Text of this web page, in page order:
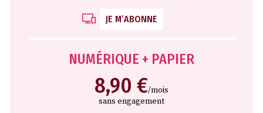
JE M’ABONNE
NUMÉRIQUE + PAPIER
8,90 €/mois
sans engagement